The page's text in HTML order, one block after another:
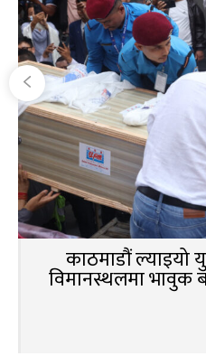
काठमाडौं ल्याइयो
विमानस्थलमा